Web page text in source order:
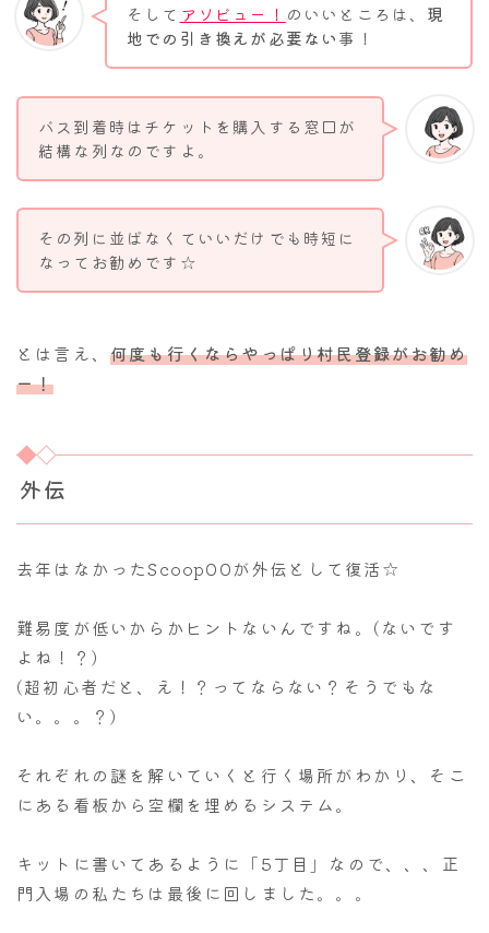
そして アソビュー！ のいいところは、 現
地での引き換えが必要ない事！
バス到着時はチケットを購入する窓口が
結構な列なのですよ。
その列に並ばなくていいだけでも時短に
なってお勧めです☆
とは言え、 何度も行くならやっぱり村民登録がお勧め
ー！
外伝
去年はなかったScoop00が外伝として復活☆
難易度が低いからかヒントないんですね。(ないです
よね！？)
(超初心者だと、え！？ってならない？そうでもな
い。。。？)
それぞれの謎を解いていくと行く場所がわかり、そこ
にある看板から空欄を埋めるシステム。
キットに書いてあるように「5丁目」なので、、、正
門入場の私たちは最後に回しました。。。